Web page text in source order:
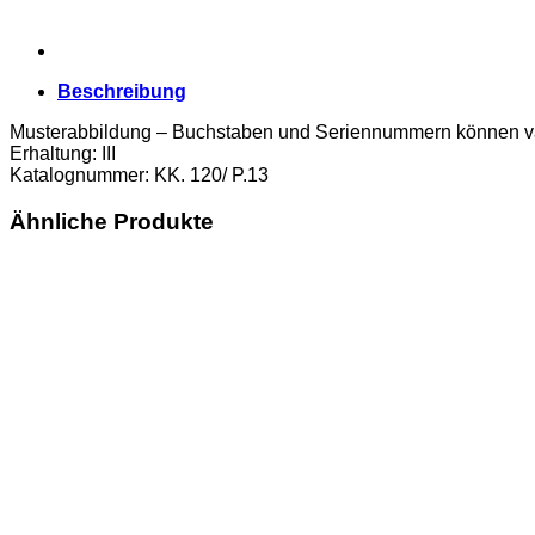
Beschreibung
Musterabbildung – Buchstaben und Seriennummern können
Erhaltung: III
Katalognummer: KK. 120/ P.13
Ähnliche Produkte